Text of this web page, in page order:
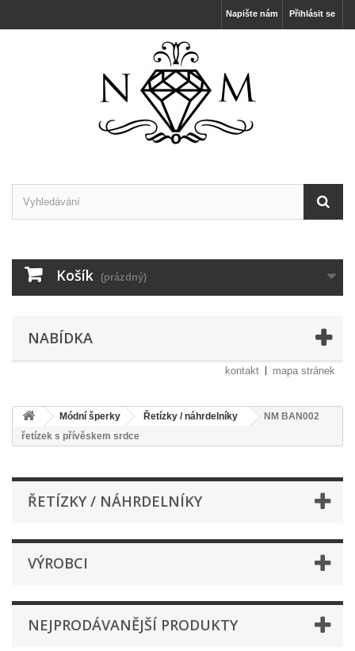
Přihlásit se
Napište nám
Košík (prázdný)
NABÍDKA
kontakt mapa stránek
Módní šperky Řetízky / náhrdelníky
NM BAN002
řetízek s přívěskem srdce
ŘETÍZKY / NÁHRDELNÍKY
VÝROBCI
NEJPRODÁVANĚJŠÍ PRODUKTY